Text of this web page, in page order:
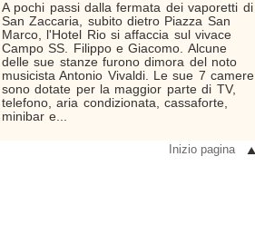
A pochi passi dalla fermata dei vaporetti di
San Zaccaria, subito dietro Piazza San
Marco, l'Hotel Rio si affaccia sul vivace
Campo SS. Filippo e Giacomo. Alcune
delle sue stanze furono dimora del noto
musicista Antonio Vivaldi. Le sue 7 camere
sono dotate per la maggior parte di TV,
telefono, aria condizionata, cassaforte,
minibar e...
Inizio pagina